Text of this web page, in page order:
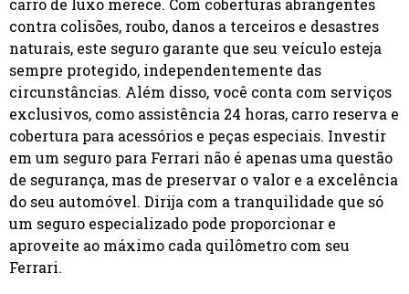
carro de luxo merece. Com coberturas abrangentes
contra colisões, roubo, danos a terceiros e desastres
naturais, este seguro garante que seu veículo esteja
sempre protegido, independentemente das
circunstâncias. Além disso, você conta com serviços
exclusivos, como assistência 24 horas, carro reserva e
cobertura para acessórios e peças especiais. Investir
em um seguro para Ferrari não é apenas uma questão
de segurança, mas de preservar o valor e a excelência
do seu automóvel. Dirija com a tranquilidade que só
um seguro especializado pode proporcionar e
aproveite ao máximo cada quilômetro com seu
Ferrari.